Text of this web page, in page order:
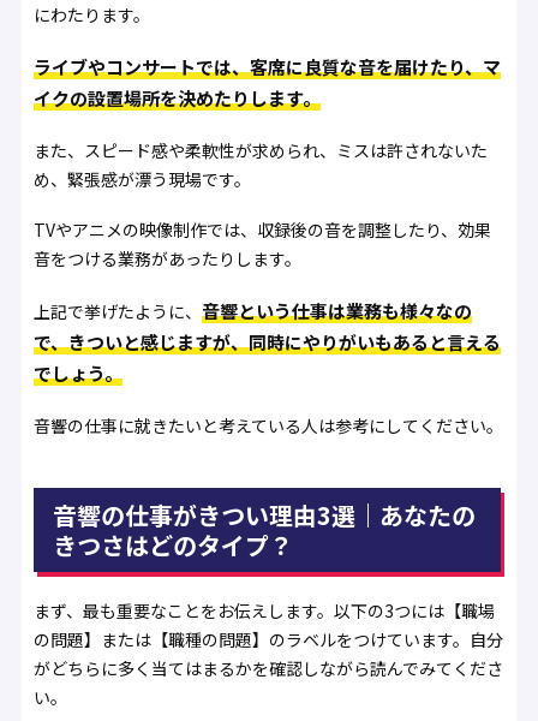
にわたります。
ライブやコンサートでは、客席に良質な音を届けたり、マ
イクの設置場所を決めたりします。
また、スピード感や柔軟性が求められ、ミスは許されないた
め、緊張感が漂う現場です。
TVやアニメの映像制作では、収録後の音を調整したり、効果
音をつける業務があったりします。
上記で挙げたように、 音響という仕事は業務も様々なの
で、きついと感じますが、同時にやりがいもあると言える
でしょう。
音響の仕事に就きたいと考えている人は参考にしてください。
音響の仕事がきつい理由3選｜あなたの
きつさはどのタイプ？
まず、最も重要なことをお伝えします。以下の3つには【職場
の問題】または【職種の問題】のラベルをつけています。自分
がどちらに多く当てはまるかを確認しながら読んでみてくださ
い。